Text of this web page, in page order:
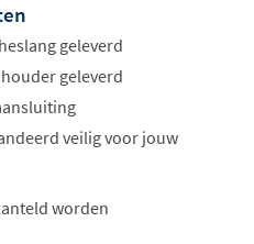
geleverd
geleverd
veilig voor jouw
worden